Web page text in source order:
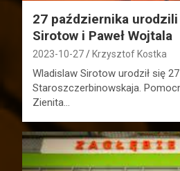
27 października urodzili
Sirotow i Paweł Wojtala
2023-10-27 Krzysztof Kostka
Wladislaw Sirotow urodził się
Staroszczerbinowskaja.
Zienita…